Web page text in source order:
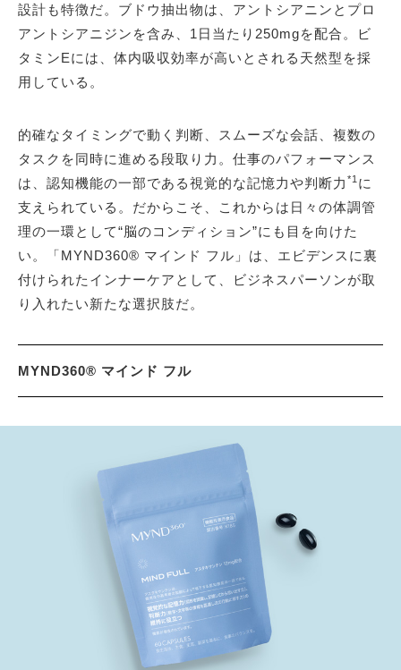
設計も特徴だ。ブドウ抽出物は、アントシアニンとプロ
アントシアニジンを含み、1日当たり250mgを配合。ビ
タミンEには、体内吸収効率が高いとされる天然型を採
用している。
的確なタイミングで動く判断、スムーズな会話、複数の
タスクを同時に進める段取り力。仕事のパフォーマンス
は、認知機能の一部である視覚的な記憶力や判断力 *1 に
支えられている。だからこそ、これからは日々の体調管
理の一環として“脳のコンディション”にも目を向けた
い。「MYND360® マインド フル」は、エビデンスに裏
付けられたインナーケアとして、ビジネスパーソンが取
り入れたい新たな選択肢だ。
MYND360® マインド フル